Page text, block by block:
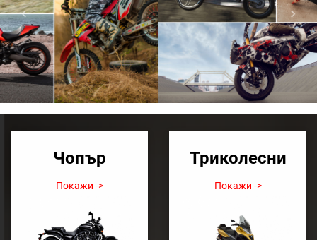
Previous Next
Чопър
Покажи ->
Триколесни
Покажи ->